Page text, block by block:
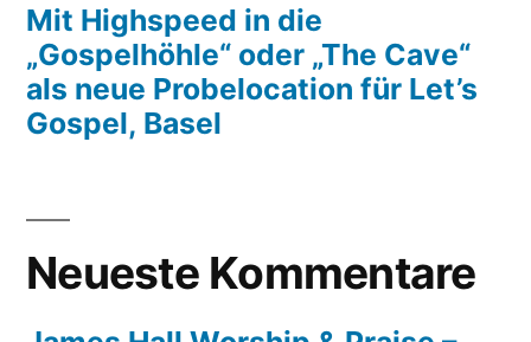
Mit Highspeed in die
„Gospelhöhle“ oder „The Cave“
als neue Probelocation für Let’s
Gospel, Basel
Neueste Kommentare